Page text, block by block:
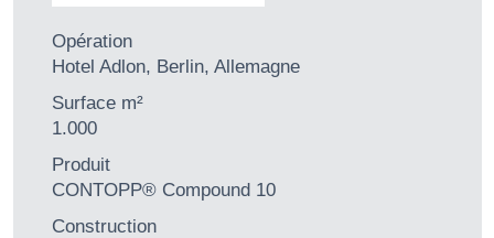
Opération
Hotel Adlon, Berlin, Allemagne
Surface m²
1.000
Produit
CONTOPP® Compound 10
Construction